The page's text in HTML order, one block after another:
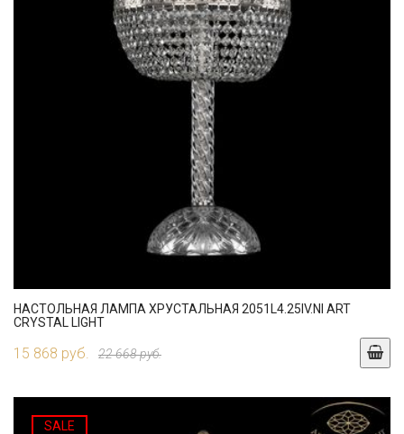
НАСТОЛЬНАЯ ЛАМПА ХРУСТАЛЬНАЯ 2051L4.25IV.NI ART
CRYSTAL LIGHT
15 868 руб. 22 668 руб.
SALE